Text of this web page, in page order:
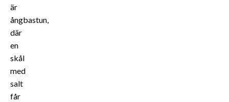
är
ångbastun,
där
en
skål
med
salt
får